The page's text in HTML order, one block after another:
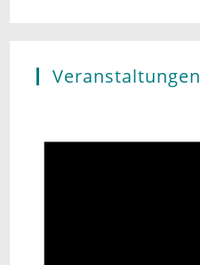
Veranstaltungen